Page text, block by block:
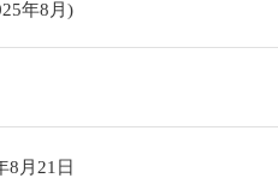
年8月)
8月21日